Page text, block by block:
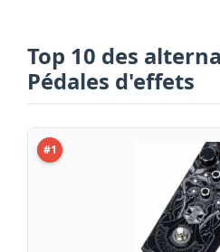
Top 10 des
Pédales d'effets
#1